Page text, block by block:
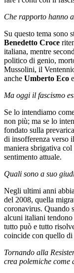
Che rapporto hanno
Su questo tema sono
Benedetto Croce
italiana, mentre
politico di genio,
Mussolini, il
anche Umberto Eco
Ma oggi il fascismo
Se lo intendiamo
non più; ma se lo
fondato sulla
di insofferenza verso
maniera sbrigativa
sentimento attuale.
Quali sono a suo
Negli ultimi anni
del 2008, quella
coronavirus. Quando
alcuni italiani
tutto può e tutto
coincide con quello
Tornando alla
crea polemiche come